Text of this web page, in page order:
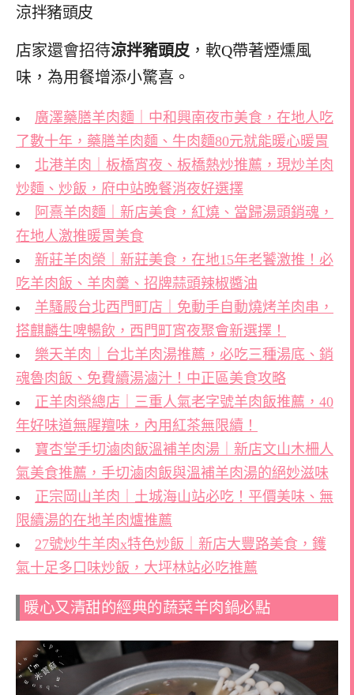
涼拌豬頭皮
店家還會招待涼拌豬頭皮 ，軟Q帶著煙燻風
味，為用餐增添小驚喜。
廣澤藥膳羊肉麵｜中和興南夜市美食，在地人吃
了數十年，藥膳羊肉麵、牛肉麵80元就能暖心暖胃
北港羊肉｜板橋宵夜、板橋熱炒推薦，現炒羊肉
炒麵、炒飯，府中站晚餐消夜好選擇
阿熹羊肉麵｜新店美食，紅燒、當歸湯頭銷魂，
在地人激推暖胃美食
新莊羊肉榮｜新莊美食，在地15年老饕激推！必
吃羊肉飯、羊肉羹、招牌蒜頭辣椒醬油
羊騷殿台北西門町店｜免動手自動燒烤羊肉串，
搭麒麟生啤暢飲，西門町宵夜聚會新選擇！
樂天羊肉｜台北羊肉湯推薦，必吃三種湯底、銷
魂魯肉飯、免費續湯滷汁！中正區美食攻略
正羊肉榮總店｜三重人氣老字號羊肉飯推薦，40
年好味道無腥羶味，內用紅茶無限續！
寶杏堂手切滷肉飯溫補羊肉湯｜新店文山木柵人
氣美食推薦，手切滷肉飯與溫補羊肉湯的絕妙滋味
正宗岡山羊肉｜土城海山站必吃！平價美味、無
限續湯的在地羊肉爐推薦
27號炒牛羊肉x特色炒飯｜新店大豐路美食，鑊
氣十足多口味炒飯，大坪林站必吃推薦
暖心又清甜的經典的蔬菜羊肉鍋必點